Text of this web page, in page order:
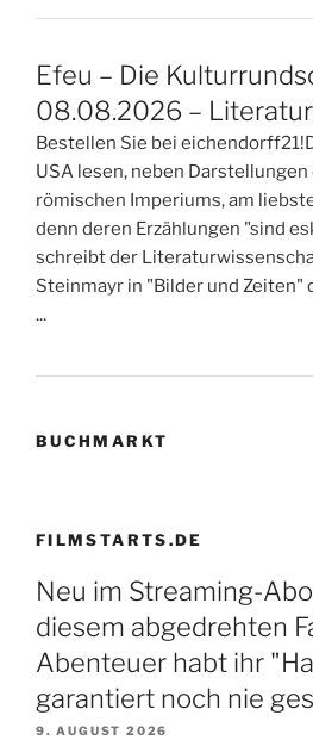
Efeu – Die
08.08.2026 – Literatur
Bestellen Sie bei
USA lesen, neben
römischen Imperiums, am
denn deren Erzählungen "sind
schreibt der
Steinmayr in "Bilder und Zeiten"
...
BUCHMARKT
FILMSTARTS.DE
Neu im Streaming-
diesem abgedrehten
Abenteuer habt ihr
garantiert noch nie
9. AUGUST 2026